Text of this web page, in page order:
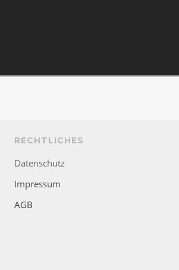
RECHTLICHES
Datenschutz
Impressum
AGB